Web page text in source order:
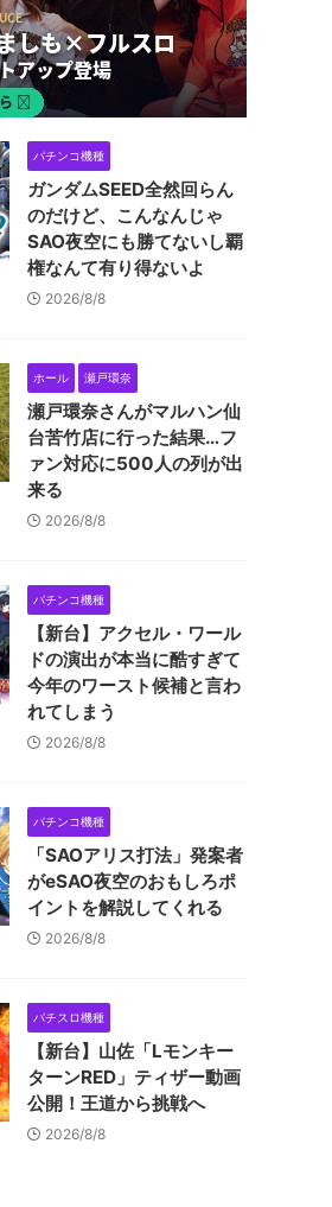
パチンコ機種
ガンダムSEED全然回らん
のだけど、こんなんじゃ
SAO夜空にも勝てないし覇
権なんて有り得ないよ
2026/8/8
ホール 瀬戸環奈
瀬戸環奈さんがマルハン仙
台苦竹店に行った結果…フ
ァン対応に500人の列が出
来る
2026/8/8
パチンコ機種
【新台】アクセル・ワール
ドの演出が本当に酷すぎて
今年のワースト候補と言わ
れてしまう
2026/8/8
パチンコ機種
「SAOアリス打法」発案者
がeSAO夜空のおもしろポ
イントを解説してくれる
2026/8/8
パチスロ機種
【新台】山佐「Lモンキー
ターンRED」ティザー動画
公開！王道から挑戦へ
2026/8/8